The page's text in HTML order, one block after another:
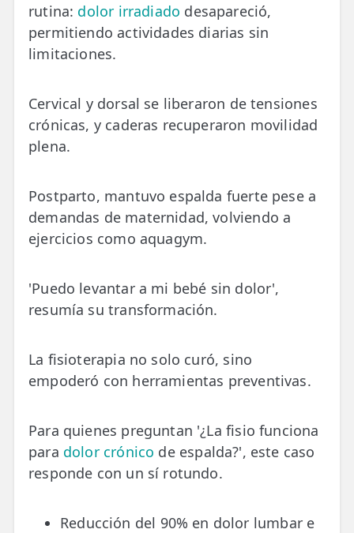
rutina: dolor irradiado desapareció,
permitiendo actividades diarias sin
limitaciones.
Cervical y dorsal se liberaron de tensiones
crónicas, y caderas recuperaron movilidad
plena.
Postparto, mantuvo espalda fuerte pese a
demandas de maternidad, volviendo a
ejercicios como aquagym.
'Puedo levantar a mi bebé sin dolor',
resumía su transformación.
La fisioterapia no solo curó, sino
empoderó con herramientas preventivas.
Para quienes preguntan '¿La fisio funciona
para dolor crónico de espalda?', este caso
responde con un sí rotundo.
Reducción del 90% en dolor lumbar e